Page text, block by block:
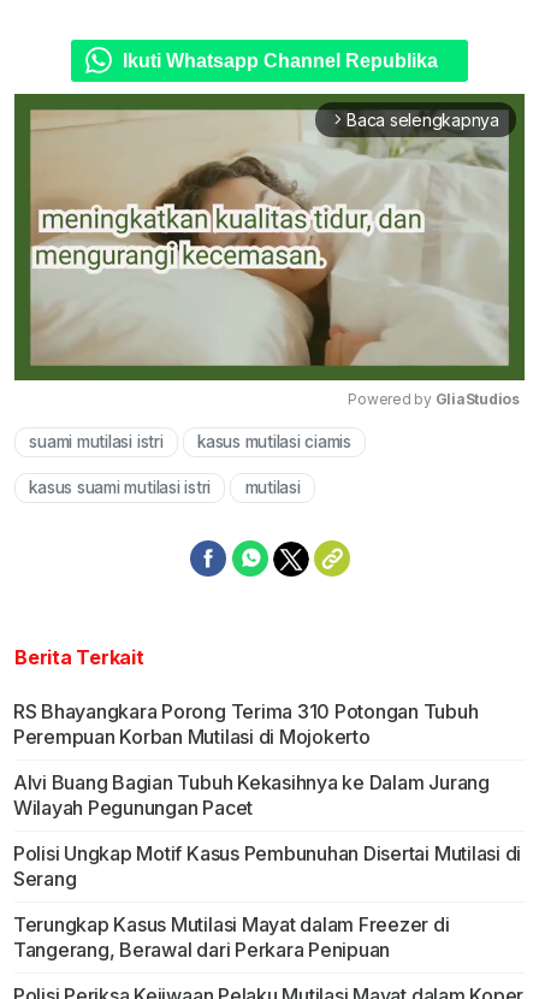
Ikuti Whatsapp Channel Republika
arrow_forward_ios Baca selengkapnya
Powered by GliaStudios
suami mutilasi istri kasus mutilasi ciamis
kasus suami mutilasi istri mutilasi
Berita Terkait
RS Bhayangkara Porong Terima 310 Potongan Tubuh
Perempuan Korban Mutilasi di Mojokerto
Alvi Buang Bagian Tubuh Kekasihnya ke Dalam Jurang
Wilayah Pegunungan Pacet
Polisi Ungkap Motif Kasus Pembunuhan Disertai Mutilasi di
Serang
Terungkap Kasus Mutilasi Mayat dalam Freezer di
Tangerang, Berawal dari Perkara Penipuan